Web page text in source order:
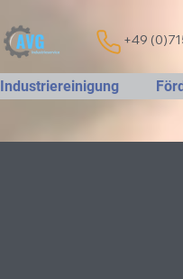
+49
Industriereinigung